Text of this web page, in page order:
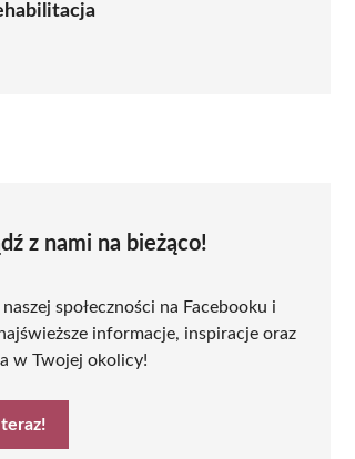
z nami na bieżąco!
naszej społeczności na Facebooku i
informacje, inspiracje oraz
w Twojej okolicy!
teraz!